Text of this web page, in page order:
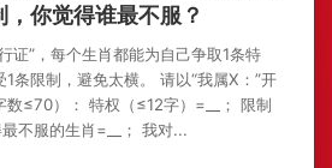
你觉得谁最不服？
证”，每个生肖都能为自己争取1条特
条限制，避免太横。 请以“我属X：”开
数≤70）： 特权（≤12字）=__； 限制
最不服的生肖=__； 我对...